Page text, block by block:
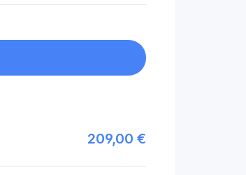
209,00 €